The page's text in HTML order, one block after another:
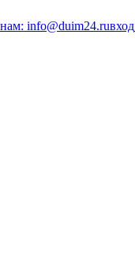
info@duim24.ruвход